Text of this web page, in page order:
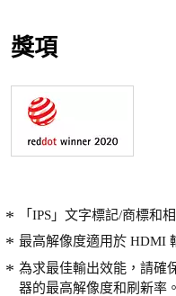
獎項
「IPS」文字標記/商標和
最高解像度適用於 HDMI
為求最佳輸出效能，請確
器的最高解像度和刷新率。